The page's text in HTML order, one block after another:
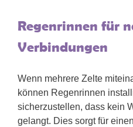
Regenrinnen für
Verbindungen
Wenn mehrere Zelte
können Regenrinnen
sicherzustellen, dass kein
gelangt. Dies sorgt für